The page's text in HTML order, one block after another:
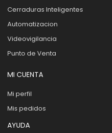
Cerraduras Inteligentes
Automatizacion
Videovigilancia
Punto de Venta
MI CUENTA
Mi perfil
Mis pedidos
AYUDA